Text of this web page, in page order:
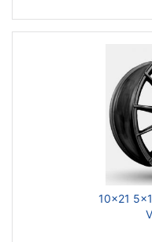
10x21
литой